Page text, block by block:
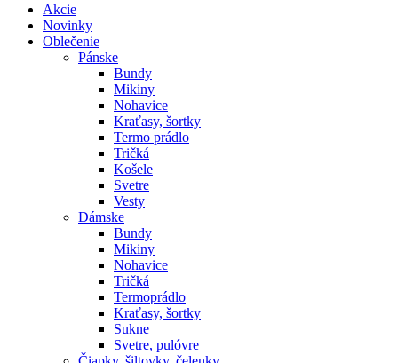
Akcie
Novinky
Oblečenie
Pánske
Bundy
Mikiny
Nohavice
Kraťasy, šortky
Termo prádlo
Tričká
Košele
Svetre
Vesty
Dámske
Bundy
Mikiny
Nohavice
Tričká
Termoprádlo
Kraťasy, šortky
Sukne
Svetre, pulóvre